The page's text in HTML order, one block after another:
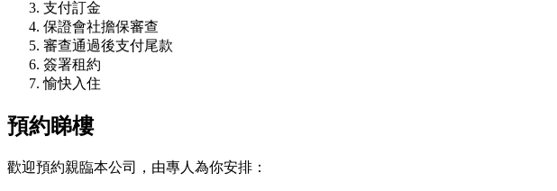
支付訂金
保證會社擔保審查
審查通過後支付尾款
簽署租約
愉快入住
預約睇樓
歡迎預約親臨本公司，由專人為你安排：